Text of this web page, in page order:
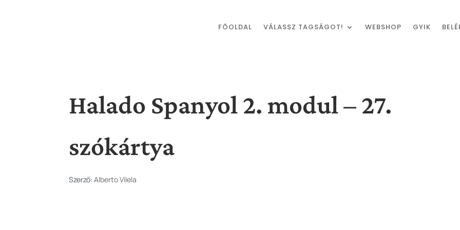
FŐOLDAL VÁLASSZ TAGSÁGOT! WEBSHOP GYIK
Halado Spanyol 2. modul – 27.
szókártya
Szerző:Alberto Vilela